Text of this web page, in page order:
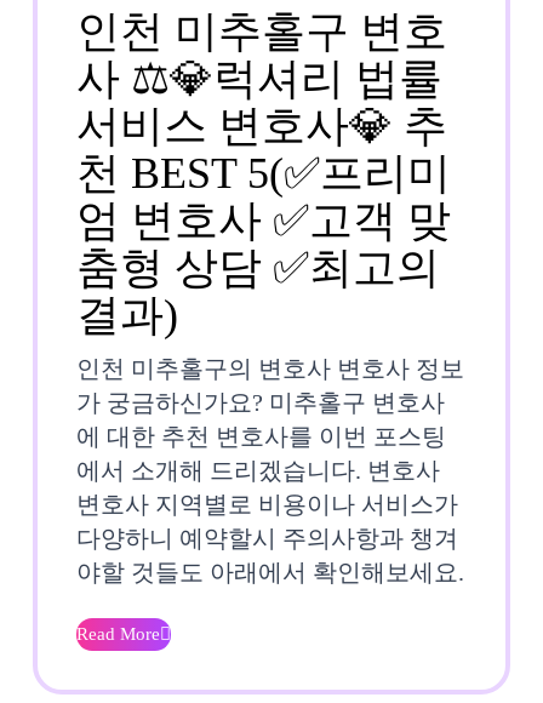
2026
NOW
인천 미추홀구 변호
사 ⚖️💎럭셔리 법률
서비스 변호사💎 추
천 BEST 5(✅프리미
엄 변호사 ✅고객 맞
춤형 상담 ✅최고의
결과)
천
미
추
홀
구
변
사
인천 미추홀구의 변호사 변호사 정보
가 궁금하신가요? 미추홀구 변호사
에 대한 추천 변호사를 이번 포스팅
에서 소개해 드리겠습니다. 변호사
변호사 지역별로 비용이나 서비스가
다양하니 예약할시 주의사항과 챙겨
야할 것들도 아래에서 확인해보세요.
Read More
Read